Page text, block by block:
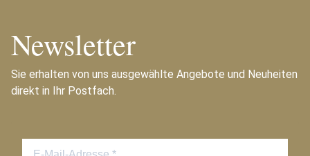
Newsletter
Sie erhalten von uns ausgewählte Angebote und Neuheiten
direkt in Ihr Postfach.